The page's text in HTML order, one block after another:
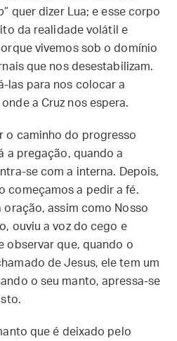
” quer dizer Lua; e esse corpo
da realidade volátil e
vivemos sob o domínio
que nos desestabilizam.
las para nos colocar a
a Cruz nos espera.
o caminho do progresso
a pregação, quando a
se com a interna. Depois,
começamos a pedir a fé.
oração, assim como Nosso
ouviu a voz do cego e
observar que, quando o
de Jesus, ele tem um
o seu manto, apressa-se
que é deixado pelo